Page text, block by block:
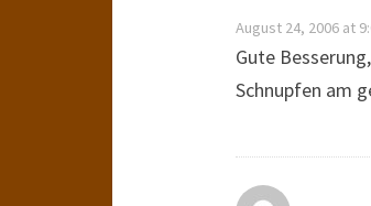
August 24, 2006 at
Gute
Schnupfen am